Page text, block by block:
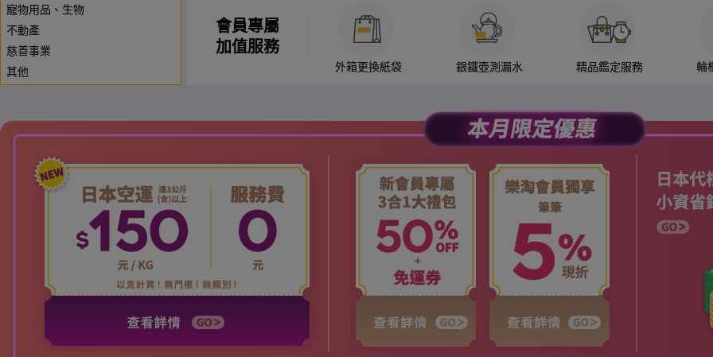
寵物用品、生物
不動產
慈善事業
其他
會員專屬
加值服務
外箱更換紙袋 銀鐵壺測漏水 精品鑑定服務 輪